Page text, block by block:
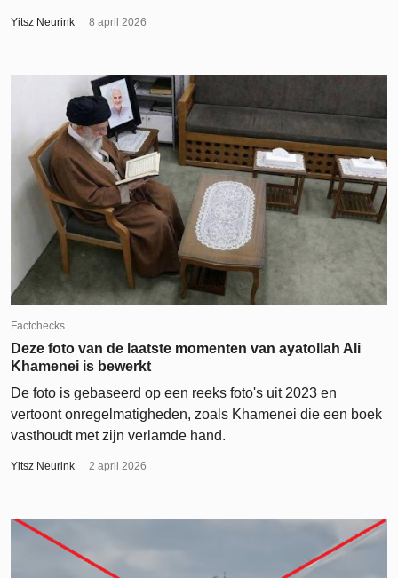
Yitsz Neurink 8 april 2026
Factchecks
Deze foto van de laatste momenten van ayatollah Ali
Khamenei is bewerkt
De foto is gebaseerd op een reeks foto's uit 2023 en
vertoont onregelmatigheden, zoals Khamenei die een boek
vasthoudt met zijn verlamde hand.
Yitsz Neurink 2 april 2026